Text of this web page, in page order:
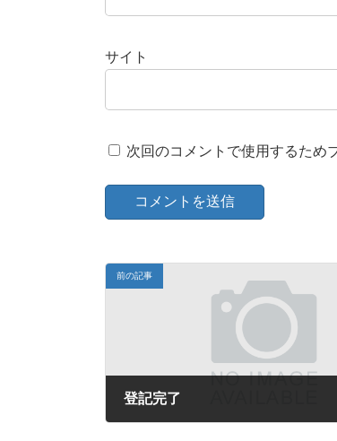
サイト
次回のコメントで使用するため
前の記事
登記完了